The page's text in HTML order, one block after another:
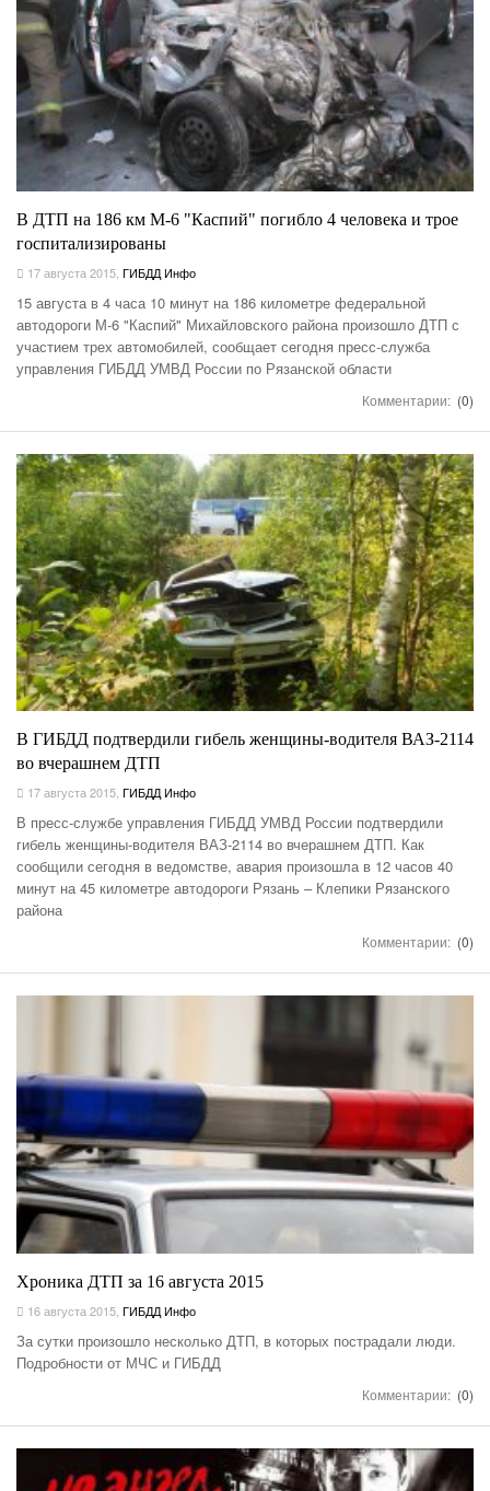
В ДТП на 186 км М-6 "Каспий" погибло 4 человека и трое
госпитализированы
17 августа 2015 ГИБДД Инфо
15 августа в 4 часа 10 минут на 186 километре федеральной
автодороги М-6 "Каспий" Михайловского района произошло ДТП с
участием трех автомобилей, сообщает сегодня пресс-служба
управления ГИБДД УМВД России по Рязанской области
Комментарии: (0)
В ГИБДД подтвердили гибель женщины-водителя ВАЗ-2114
во вчерашнем ДТП
17 августа 2015, ГИБДД Инфо
В пресс-службе управления ГИБДД УМВД России подтвердили
гибель женщины-водителя ВАЗ-2114 во вчерашнем ДТП. Как
сообщили сегодня в ведомстве, авария произошла в 12 часов 40
минут на 45 километре автодороги Рязань – Клепики Рязанского
района
Комментарии: (0)
Хроника ДТП за 16 августа 2015
16 августа 2015 ГИБДД Инфо
За сутки произошло несколько ДТП, в которых пострадали люди.
Подробности от МЧС и ГИБДД
Комментарии: (0)